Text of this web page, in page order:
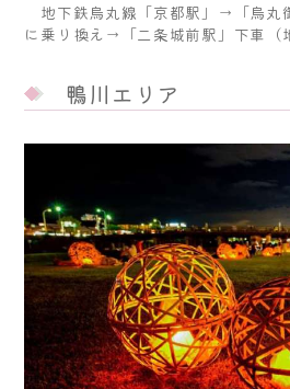
地下鉄烏丸線「京都駅」→「烏丸
に乗り換え→「二条城前駅」下車（
鴨川エリア